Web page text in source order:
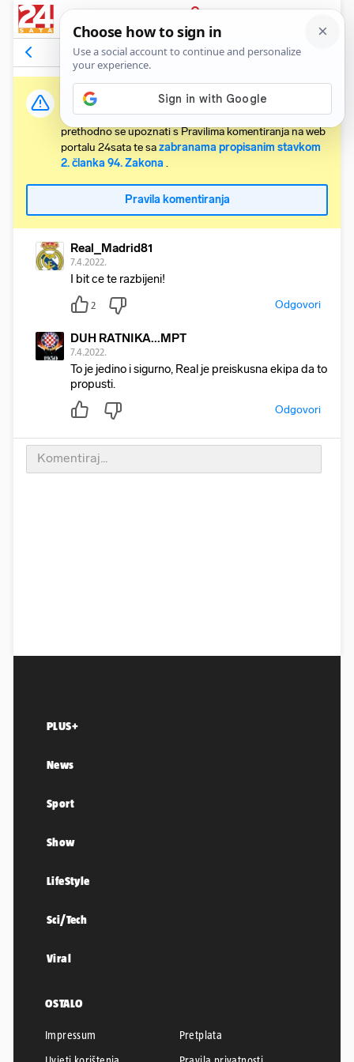
PRIJAVA
Komentari2 Relevantni
Važna obavijest:
Svaki korisnik koji želi komentirati članke obvezan je
prethodno se upoznati s Pravilima komentiranja na web
portalu 24sata te sazabranama propisanim stavkom
2. članka 94. Zakona .
Pravila komentiranja
Real_Madrid81
7.4.2022.
I bit ce te razbijeni!
2 Odgovori
DUH RATNIKA...MPT
7.4.2022.
To je jedino i sigurno, Real je preiskusna ekipa da to
propusti.
Odgovori
PLUS+
News
Sport
Show
LifeStyle
Sci/Tech
Viral
OSTALO
Impressum
Pretplata